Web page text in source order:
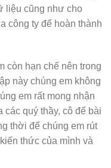
liệu cũng như cho
công ty để hoàn thành
còn hạn chế nên trong
này chúng em không
em rất mong nhận
quý thầy, cô để bài
thời để chúng em rút
thức của mình và